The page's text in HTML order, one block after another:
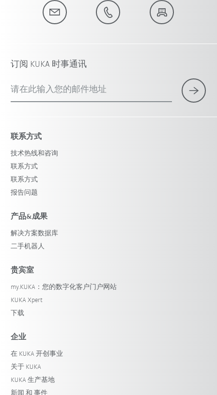
订阅 KUKA 时事通讯
请在此输入您的邮件地址
联系方式
技术热线和咨询
联系方式
联系方式
报告问题
产品&成果
解决方案数据库
二手机器人
贵宾室
my.KUKA：您的数字化客户门户网站
KUKA Xpert
下载
企业
在 KUKA 开创事业
关于 KUKA
KUKA 生产基地
新闻 和 事件